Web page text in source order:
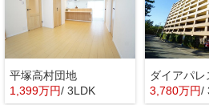
平塚高村団地
1,399万円/ 3LDK 3,780万円/